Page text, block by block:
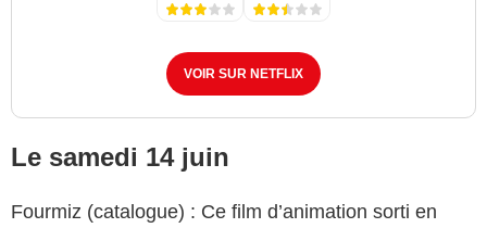
VOIR SUR NETFLIX
Le samedi 14 juin
Fourmiz (catalogue) : Ce film d’animation sorti en